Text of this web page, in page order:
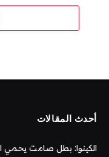
أحدث المقالات
الكينوا: بطل صامت يحمي